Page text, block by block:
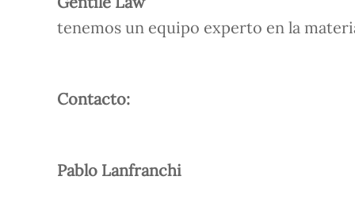
tenemos un equipo experto en la
Contacto:
Pablo Lanfranchi